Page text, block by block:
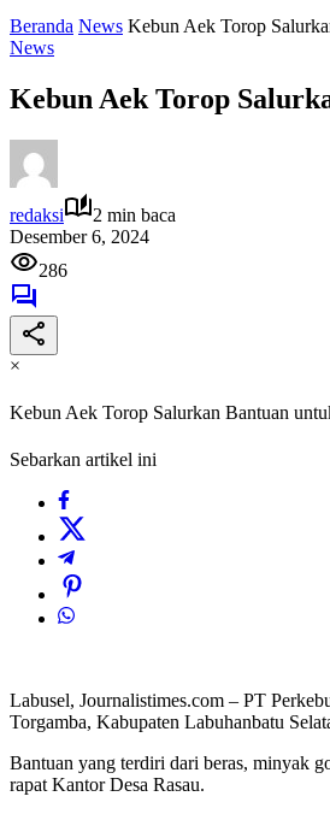
Beranda News Kebun Aek Torop
News
Kebun Aek Torop
redaksi
2 min baca
Desember 6, 2024
286
×
Kebun Aek Torop Salurkan Bantuan
Sebarkan artikel ini
Labusel, Journalistimes.com – PT
Torgamba, Kabupaten Labuhanbatu
Bantuan yang terdiri dari beras, minyak
rapat Kantor Desa Rasau.